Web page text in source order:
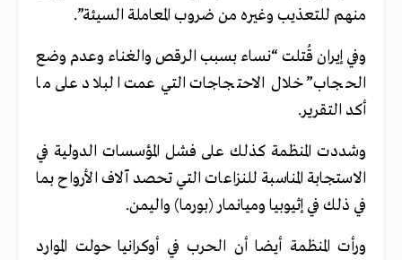
منهم للتعذيب وغيره من ضروب المعاملة السيئة”.
وفي إيران قُتلت “نساء بسبب الرقص والغناء وعدم وضع
الحجاب” خلال الاحتجاجات التي عمت البلاد على ما
أكد التقرير.
وشددت المنظمة كذلك على فشل المؤسسات الدولية في
الاستجابة المناسبة للنزاعات التي تحصد آلاف الأرواح بما
في ذلك في إثيوبيا وميانمار (بورما) واليمن.
ورأت المنظمة أيضا أن الحرب في أوكرانيا حولت الموارد